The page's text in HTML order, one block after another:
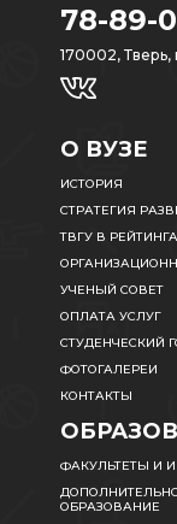
78-89-
170002, Тверь,
О ВУЗЕ
ИСТОРИЯ
СТРАТЕГИЯ
ТВГУ В
УЧЕНЫЙ СОВЕТ
ОПЛАТА УСЛУГ
СТУДЕНЧЕСКИЙ
ФОТОГАЛЕРЕИ
КОНТАКТЫ
ФАКУЛЬТЕТЫ И
ОБРАЗОВАНИЕ